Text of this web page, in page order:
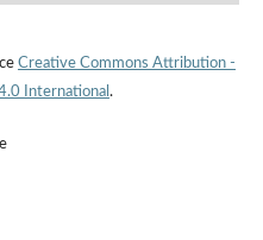
Creative Commons Attribution -
International .